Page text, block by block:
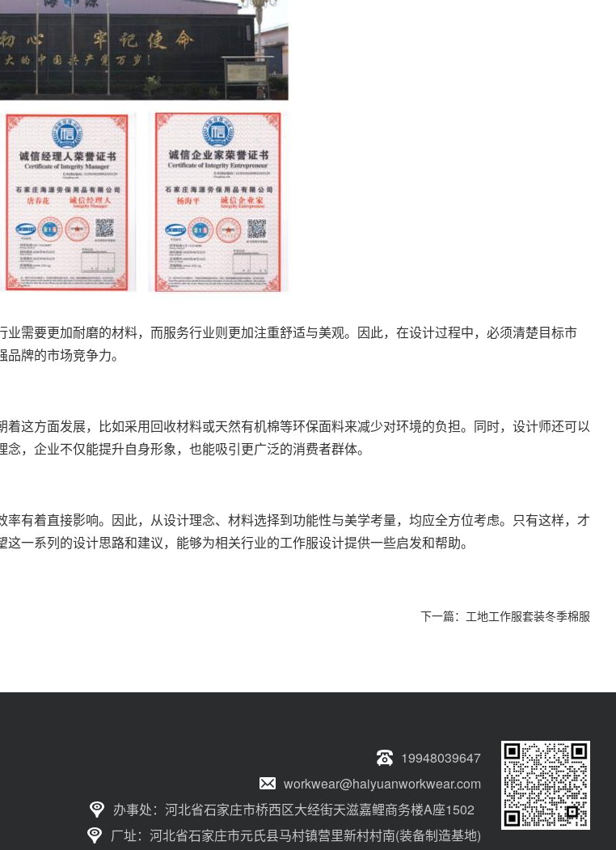
需要更加耐磨的材料，而服务行业则更加注重舒适与美观。因此，在设计过程中，必须清楚目标市
牌的市场竞争力。
这方面发展，比如采用回收材料或天然有机棉等环保面料来减少对环境的负担。同时，设计师还可以
，企业不仅能提升自身形象，也能吸引更广泛的消费者群体。
有着直接影响。因此，从设计理念、材料选择到功能性与美学考量，均应全方位考虑。只有这样，才
一系列的设计思路和建议，能够为相关行业的工作服设计提供一些启发和帮助。
下一篇： 工地工作服套装冬季棉服
19948039647
workwear@haiyuanworkwear.com
办事处：河北省石家庄市桥西区大经街天滋嘉鲤商务楼A座1502
厂址：河北省石家庄市元氏县马村镇营里新村村南(装备制造基地)